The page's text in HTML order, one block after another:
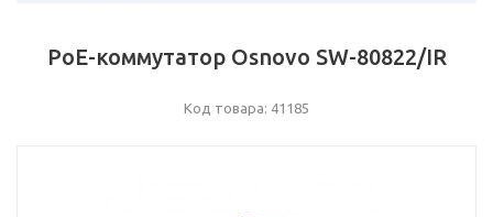
РоЕ-коммутатор Osnovo SW-80822/IR
Код товара: 41185